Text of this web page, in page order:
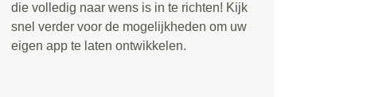
die volledig naar wens is in te richten! Kijk
snel verder voor de mogelijkheden om uw
eigen app te laten ontwikkelen.